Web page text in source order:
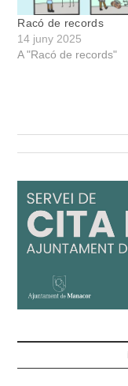
Racó de records
14 juny 2025
A "Racó de records"